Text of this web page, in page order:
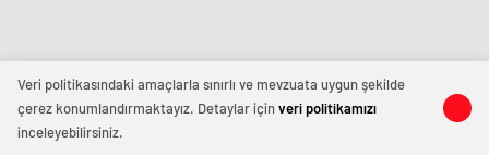
Veri politikasındaki amaçlarla sınırlı ve mevzuata uygun şekilde
çerez konumlandırmaktayız. Detaylar içinveri politikamızı
inceleyebilirsiniz.